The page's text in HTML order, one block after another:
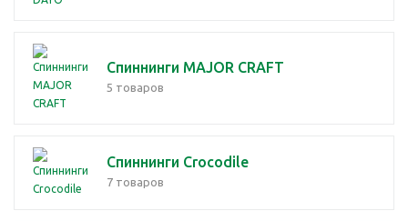
Спиннинги MAJOR CRAFT
5 товаров
Спиннинги Crocodile
7 товаров